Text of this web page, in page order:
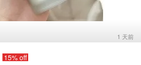
1 天前
15% off